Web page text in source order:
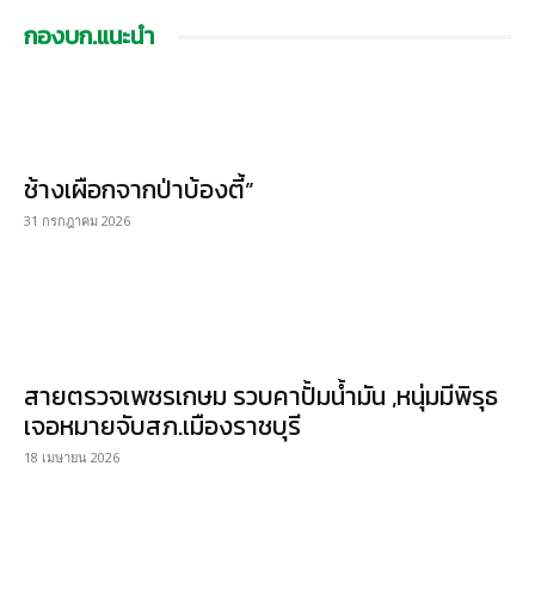
กองบก.แนะนำ
ช้างเผือกจากป่าบ้องตี้”
31 กรกฎาคม 2026
สายตรวจเพชรเกษม รวบคาปั้มน้ำมัน ,หนุ่มมีพิรุธ
เจอหมายจับสภ.เมืองราชบุรี
18 เมษายน 2026